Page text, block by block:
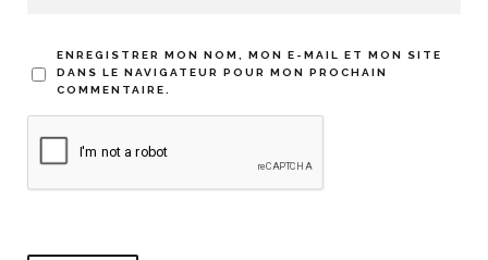
ENREGISTRER MON NOM, MON E-MAIL ET MON SITE
DANS LE NAVIGATEUR POUR MON PROCHAIN
COMMENTAIRE.